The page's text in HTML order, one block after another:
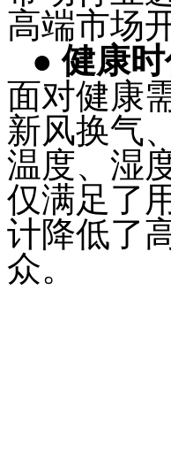
高端市场
●健康
面对健康
新风换气
温度、湿
仅满足了
计降低了
众。